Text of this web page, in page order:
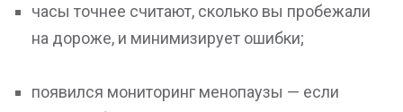
часы точнее считают, сколько вы пробежали
на дороже, и минимизирует ошибки;
появился мониторинг менопаузы — если